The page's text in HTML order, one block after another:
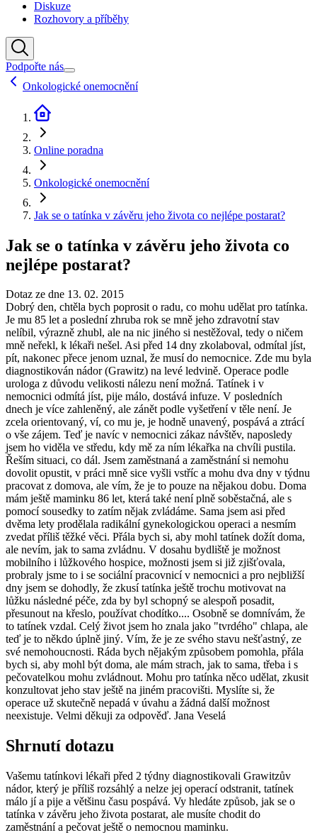
Diskuze
Rozhovory a příběhy
Podpořte nás
Onkologické onemocnění
Online poradna
Onkologické onemocnění
Jak se o tatínka v závěru jeho života co nejlépe postarat?
Jak se o tatínka v závěru jeho života co
nejlépe postarat?
Dotaz ze dne 13. 02. 2015
Dobrý den, chtěla bych poprosit o radu, co mohu udělat pro tatínka.
Je mu 85 let a poslední zhruba rok se mně jeho zdravotní stav
nelíbil, výrazně zhubl, ale na nic jiného si nestěžoval, tedy o ničem
mně neřekl, k lékaři nešel. Asi před 14 dny zkolaboval, odmítal jíst,
pít, nakonec přece jenom uznal, že musí do nemocnice. Zde mu byla
diagnostikován nádor (Grawitz) na levé ledvině. Operace podle
urologa z důvodu velikosti nálezu není možná. Tatínek i v
nemocnici odmítá jíst, pije málo, dostává infuze. V posledních
dnech je více zahleněný, ale zánět podle vyšetření v těle není. Je
zcela orientovaný, ví, co mu je, je hodně unavený, pospává a ztrácí
o vše zájem. Teď je navíc v nemocnici zákaz návštěv, naposledy
jsem ho viděla ve středu, kdy mě za ním lékařka na chvíli pustila.
Řeším situaci, co dál. Jsem zaměstnaná a zaměstnání si nemohu
dovolit opustit, v práci mně sice vyšli vstříc a mohu dva dny v týdnu
pracovat z domova, ale vím, že je to pouze na nějakou dobu. Doma
mám ještě maminku 86 let, která také není plně soběstačná, ale s
pomocí sousedky to zatím nějak zvládáme. Sama jsem asi před
dvěma lety prodělala radikální gynekologickou operaci a nesmím
zvedat příliš těžké věci. Přála bych si, aby mohl tatínek dožít doma,
ale nevím, jak to sama zvládnu. V dosahu bydliště je možnost
mobilního i lůžkového hospice, možnosti jsem si již zjišťovala,
probraly jsme to i se sociální pracovnicí v nemocnici a pro nejbližší
dny jsem se dohodly, že zkusí tatínka ještě trochu motivovat na
lůžku následné péče, zda by byl schopný se alespoň posadit,
přesunout na křeslo, používat chodítko.... Osobně se domnívám, že
to tatínek vzdal. Celý život jsem ho znala jako "tvrdého" chlapa, ale
teď je to někdo úplně jiný. Vím, že je ze svého stavu nešťastný, ze
své nemohoucnosti. Ráda bych nějakým způsobem pomohla, přála
bych si, aby mohl být doma, ale mám strach, jak to sama, třeba i s
pečovatelkou mohu zvládnout. Mohu pro tatínka něco udělat, zkusit
konzultovat jeho stav ještě na jiném pracovišti. Myslíte si, že
operace už skutečně nepadá v úvahu a žádná další možnost
neexistuje. Velmi děkuji za odpověď. Jana Veselá
Shrnutí dotazu
Vašemu tatínkovi lékaři před 2 týdny diagnostikovali Grawitzův
nádor, který je příliš rozsáhlý a nelze jej operací odstranit, tatínek
málo jí a pije a většinu času pospává. Vy hledáte způsob, jak se o
tatínka v závěru jeho života postarat, ale musíte chodit do
zaměstnání a pečovat ještě o nemocnou maminku.